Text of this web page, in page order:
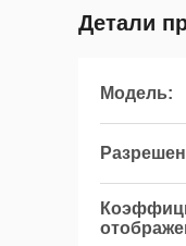
Детали
Модель: